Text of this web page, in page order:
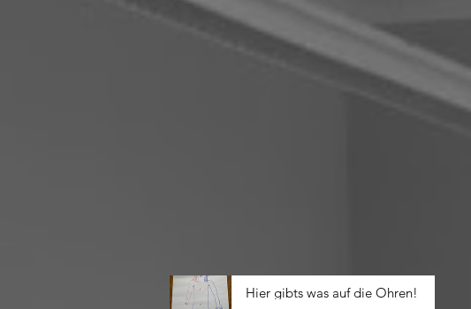
Hier gibts was auf die Ohren!